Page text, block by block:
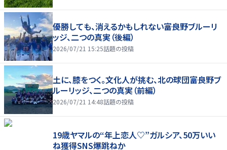
優勝しても、消えるかもしれない――富良野ブルーリ
ッジ、二つの真実（後編）
2026/07/21 15:25話題の投稿
土に、膝をつく。文化人が挑む、北の球団――富良野ブ
ルーリッジ、二つの真実（前編）
2026/07/21 14:48話題の投稿
19歳ヤマルの“年上恋人♡”ガルシア、50万いい
ね獲得SNS爆跳ねか